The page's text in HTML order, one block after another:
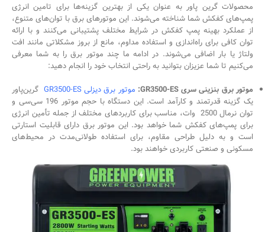
محصولات گرین پاور به عنوان یکی از بهترین گزینه‌ها برای تامین انرژی
پمپ‌های کفکش شما شناخته می‌شوند. این موتورهای برق با توان‌های متنوع،
از عملکرد بهینه پمپ کفکش در شرایط مختلف پشتیبانی می‌کنند و با ارائه
توان کافی برای راه‌اندازی و استفاده مداوم، مانع از بروز مشکلاتی مانند افت
ولتاژ یا بار اضافی می‌شوند. در ادامه ما چند موتور برق را به شما معرفی
می‌کنیم تا شما عزیزان بتوانید به راحتی انتخاب خود را انجام دهید:
موتور برق بنزینی سری GR3500-ES:
موتور برق دیزلی GR3500-ES
گرین‌پاور
یک گزینه قدرتمند و کارآمد است. این دستگاه با حجم موتور 196 سی‌سی و
توان نرمال 2500
وات، مناسب برای کاربردهای مختلف از جمله تأمین انرژی
برای پمپ‌های کفکش شما خواهد بود. این موتور برق دارای قابلیت استارتی
است و به دلیل طراحی مقاوم، برای استفاده طولانی‌مدت در محیط‌های
مسکونی و صنعتی کاربردی خواهند بود.